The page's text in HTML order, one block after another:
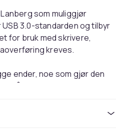
som muliggjør
3.0-standarden og tilbyr
for bruk med skrivere,
kreves.
ender, noe som gjør den
noe som sikrer at
Kabelens lengde
uten å skape trøbbel.